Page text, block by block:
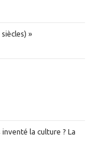
»
la culture ? La